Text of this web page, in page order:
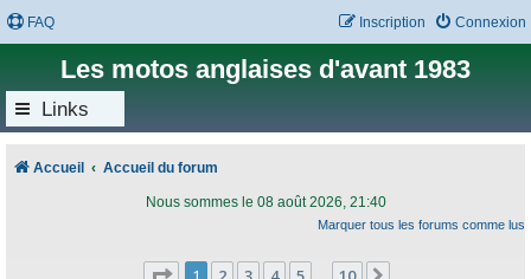
FAQ Connexion
Inscription
Les motos anglaises d'avant 1983
Links
Accueil Accueil du forum
Nous sommes le 08 août 2026, 21:40
Marquer tous les forums comme lus
Page 1sur